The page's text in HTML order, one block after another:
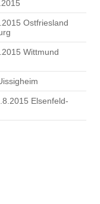
Ostfriesland
Wittmund
Elsenfeld-